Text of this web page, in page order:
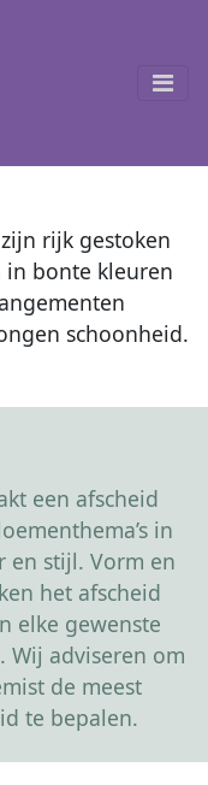
rijk gestoken
in bonte kleuren
schoonheid.
een afscheid
in
en stijl. Vorm en
het afscheid
elke gewenste
Wij adviseren om
de meest
te bepalen.